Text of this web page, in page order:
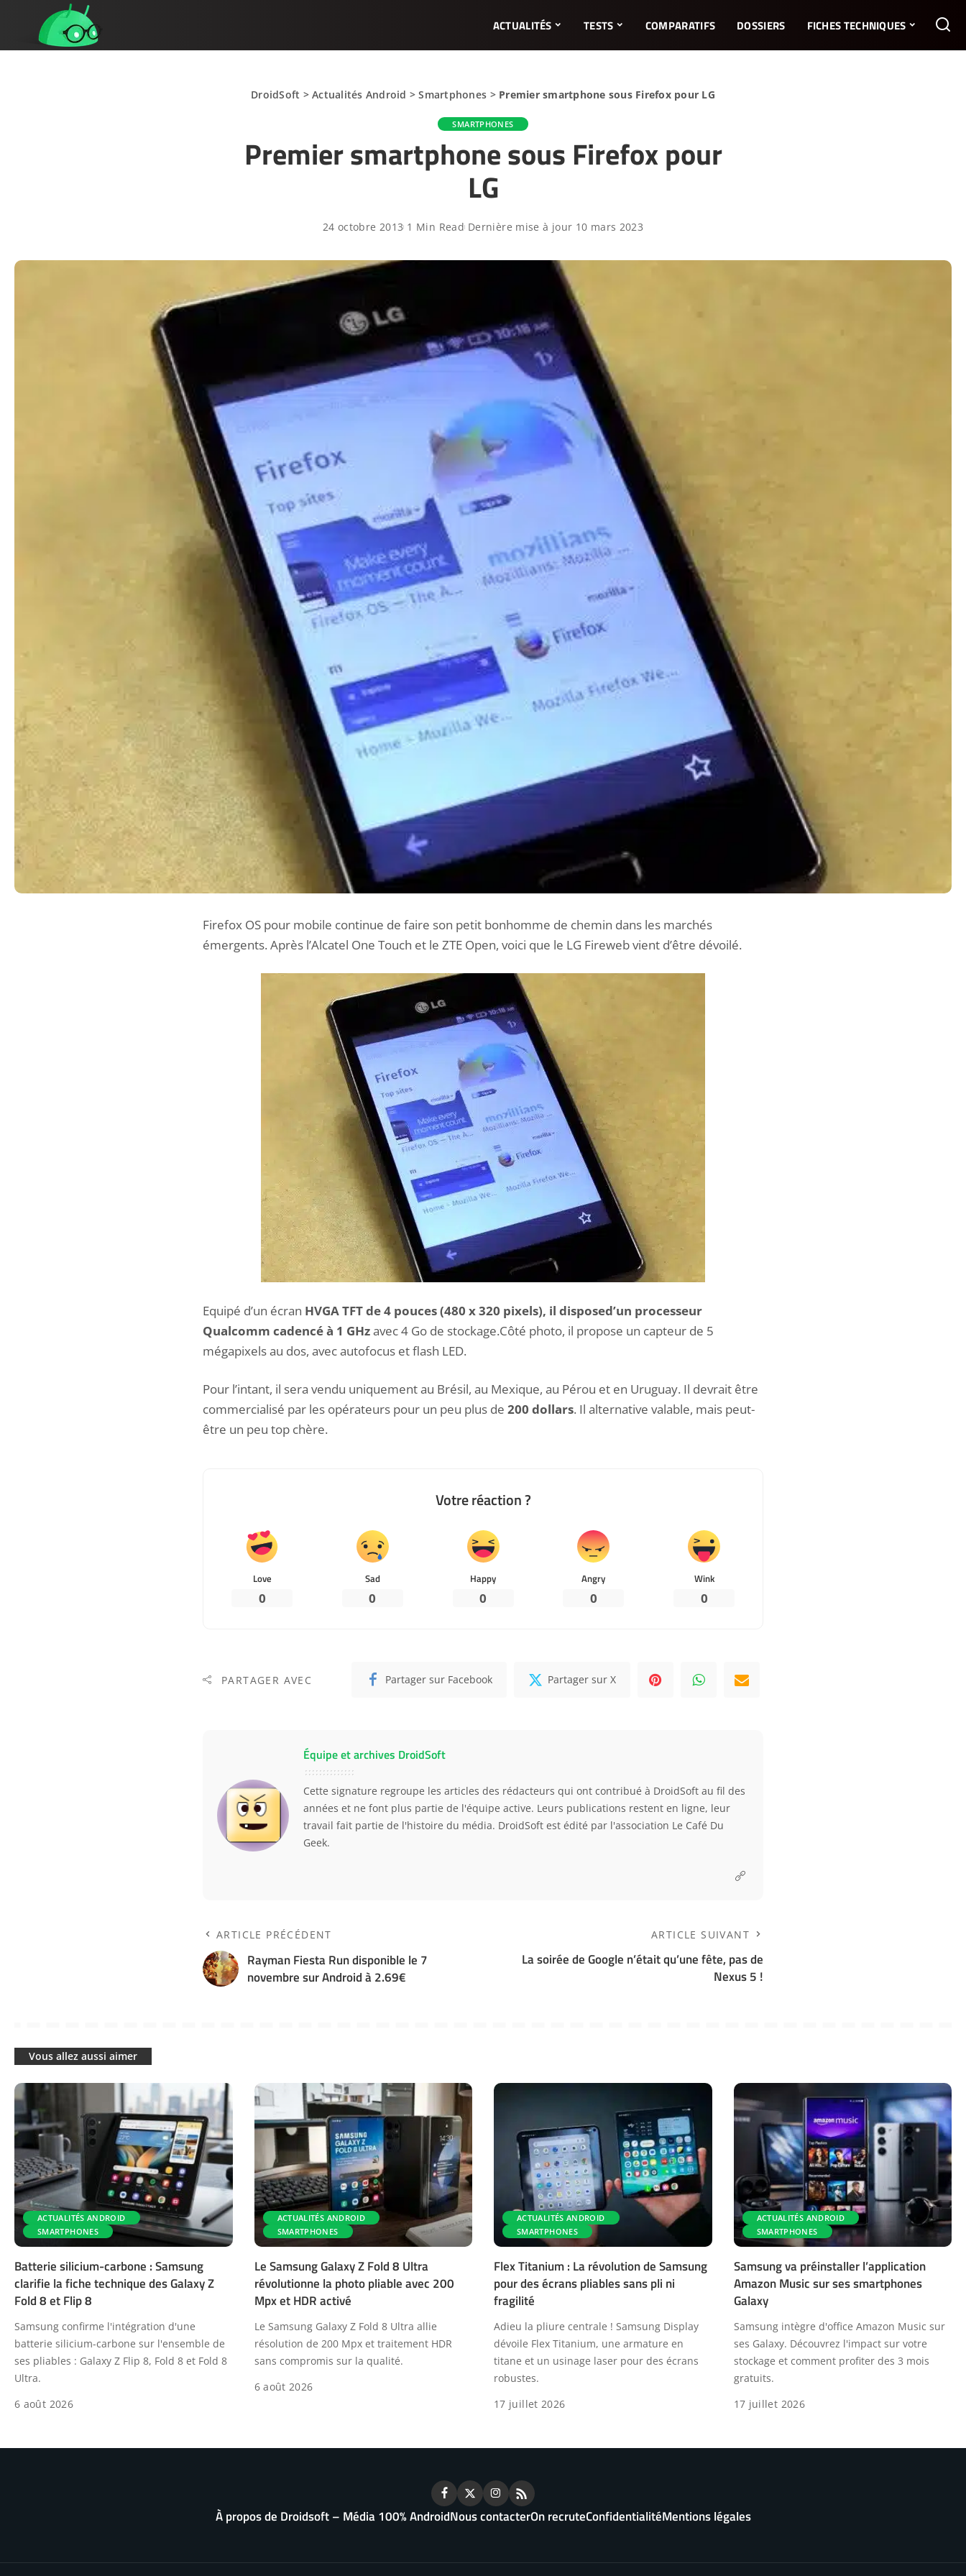
ACTUALITÉS TESTS COMPARATIFS DOSSIERS FICHES TECHNIQUES
DroidSoft >Actualités Android >Smartphones > Premier smartphone sous Firefox pour LG
SMARTPHONES
Premier smartphone sous Firefox pour
LG
24 octobre 2013 1 Min Read Dernière mise à jour 10 mars 2023
Firefox OS pour mobile continue de faire son petit bonhomme de chemin dans les marchés
émergents. Après l’Alcatel One Touch et le ZTE Open, voici que le LG Fireweb vient d’être dévoilé.
Equipé d’un écran HVGA TFT de 4 pouces (480 x 320 pixels), il disposed’un processeur
Qualcomm cadencé à 1 GHzavec 4 Go de stockage.Côté photo, il propose un capteur de 5
mégapixels au dos, avec autofocus et flash LED.
Pour l’intant, il sera vendu uniquement au Brésil, au Mexique, au Pérou et en Uruguay. Il devrait être
commercialisé par les opérateurs pour un peu plus de 200 dollars. Il alternative valable, mais peut-
être un peu top chère.
Votre réaction ?
Love
0
Sad
0
Happy
0
Angry
0
Wink
0
PARTAGER AVEC Partager sur Facebook Partager sur X
Équipe et archives DroidSoft
Cette signature regroupe les articles des rédacteurs qui ont contribué à DroidSoft au fil des
années et ne font plus partie de l'équipe active. Leurs publications restent en ligne, leur
travail fait partie de l'histoire du média. DroidSoft est édité par l'association Le Café Du
Geek.
ARTICLE PRÉCÉDENT
Rayman Fiesta Run disponible le 7
novembre sur Android à 2.69€
ARTICLE SUIVANT
La soirée de Google n’était qu’une fête, pas de
Nexus 5 !
Vous allez aussi aimer
ACTUALITÉS ANDROID
SMARTPHONES
Batterie silicium-carbone : Samsung
clarifie la fiche technique des Galaxy Z
Fold 8 et Flip 8
Samsung confirme l'intégration d'une
batterie silicium-carbone sur l'ensemble de
ses pliables : Galaxy Z Flip 8, Fold 8 et Fold 8
Ultra.
6 août 2026
ACTUALITÉS ANDROID
SMARTPHONES
Le Samsung Galaxy Z Fold 8 Ultra
révolutionne la photo pliable avec 200
Mpx et HDR activé
Le Samsung Galaxy Z Fold 8 Ultra allie
résolution de 200 Mpx et traitement HDR
sans compromis sur la qualité.
6 août 2026
ACTUALITÉS ANDROID
SMARTPHONES
Flex Titanium : La révolution de Samsung
pour des écrans pliables sans pli ni
fragilité
Adieu la pliure centrale ! Samsung Display
dévoile Flex Titanium, une armature en
titane et un usinage laser pour des écrans
robustes.
17 juillet 2026
ACTUALITÉS ANDROID
SMARTPHONES
Samsung va préinstaller l’application
Amazon Music sur ses smartphones
Galaxy
Samsung intègre d'office Amazon Music sur
ses Galaxy. Découvrez l'impact sur votre
stockage et comment profiter des 3 mois
gratuits.
17 juillet 2026
À propos de Droidsoft – Média 100% AndroidNous contacterOn recruteConfidentialitéMentions légales